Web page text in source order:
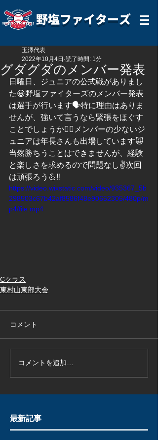
野塩ファイターズ
グダグダのメンバー発表
玉澤代表
2022年10月4日 読了時間: 1分
日曜日、ジュニアの公式戦がありまし
た😀野塩ファイターズのメンバー発表
は選手が行います🗣特に理由はありま
せんが、強いて言うなら緊張をほぐす
ことでしょうか💆‍♂️メンバーの少ないジ
ュニアは年長さんも出場しています🙀
当然勝ちうことはできませんが、経験
と楽しさを求めるので問題なし✌️次回
は頑張ろう💪‼️
https://video.wixstatic.com/video/935367_5b
298503c67b42af8586f48e90652305/480p/m
p4/file.mp4
Cクラス
東村山東部大会
コメント
コメントを追加…
最新記事